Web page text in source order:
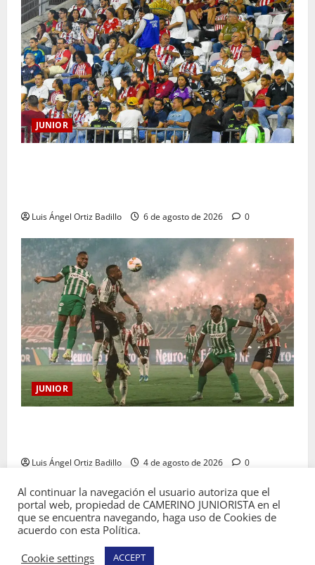
JUNIOR
Luis Ángel Ortiz Badillo 6 de agosto de 2026 0
JUNIOR
Luis Ángel Ortiz Badillo 4 de agosto de 2026 0
Copyright © Todos los derechos reservados
Al continuar la navegación el usuario autoriza que el
portal web, propiedad de CAMERINO JUNIORISTA en el
que se encuentra navegando, haga uso de Cookies de
acuerdo con esta Política.
Cookie settings
ACCEPT